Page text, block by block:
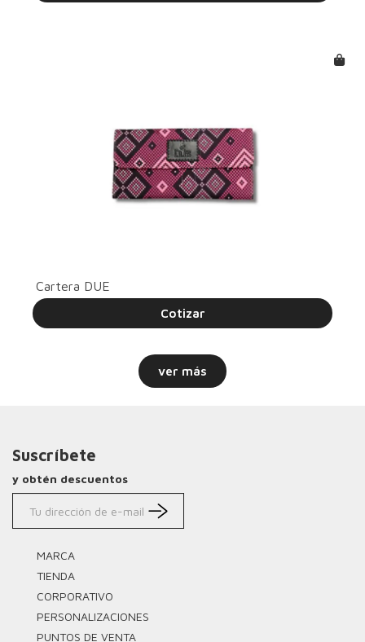
Cartera DUE
Cotizar
ver más
Suscríbete
y obtén descuentos
MARCA
TIENDA
CORPORATIVO
PERSONALIZACIONES
PUNTOS DE VENTA